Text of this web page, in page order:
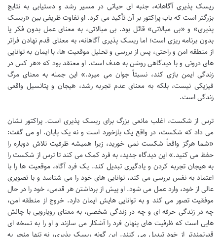
ریسک پذیری آگاهانه، جنبه ای حیاتی در مسیر رشد و دستیابی به نتایج
بزرگتر است که باب پراکتور بر آن تأکید می کرد. او تفاوت ظریفی بین «ریسک
پذیری» و «بی مبالاتی» قائل بود. بی مبالاتی، به معنای عمل بدون فکر یا
بدون برنامه ریزی است؛ اما ریسک پذیری آگاهانه، به معنای قدم نهادن فراتر
از منطقه امن و راحتی، پس از بررسی و تحلیل موقعیت ها، با ایمان به توانایی
های درونی و با دیدگاهی روشن به هدف است. او معتقد بود که «هر کس در
زندگی ایمن بازی کند، نسبتاً جوان می میرد.» این جمله به معنای مرگ
فیزیکی نیست، بلکه به معنای عدم تجربه رشد، هیجان و پتانسیل واقعی
زندگی است.
ترس از شکست، اغلب مانعی بزرگ برای ریسک پذیری است. پراکتور نشان
می داد که شکست، در واقع یک بازخورد است و نه یک پایان. او می گفت:
«شما هرگز واقعاً شکست نمی خورید، زیرا همیشه ظرفیت تلاش دوباره را
حفظ می کنید.» این دیدگاه جدید، به فرد کمک می کند تا ترس از شکست را
به هیجان تجربه کردن و یادگیری تبدیل کند. یک فرد آگاه، موقعیت ها را با
اعتماد به نفس بررسی می کند، توانایی های خود را می شناسد و با تصویری
عالی از خود، وارد عمل می شود. او پیش از برداشتن هر قدمی، خود را در حال
موفقیت تصور می کند و به توانایی هایش ایمان دارد. خروج از منطقه امن،
چه در زندگی حرفه ای و چه در زندگی شخصی، به معنای رویارویی با چالش
هایی است که ظرفیت های پنهان فرد را آشکار می سازند و او را به نسخه ای
قدرتمندتر از خود تبدیل می کنند. این گونه ریسک پذیری، نه تنها منجر به